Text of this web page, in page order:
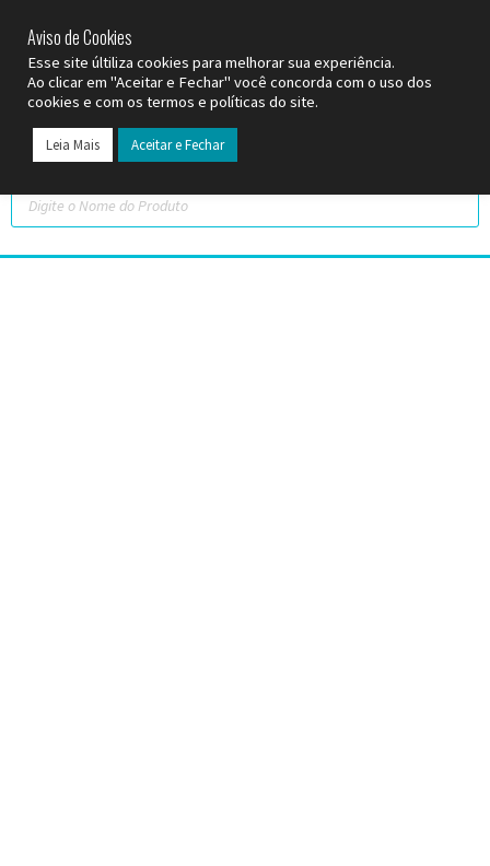
Aviso de Cookies
Esse site últiliza cookies para melhorar sua experiência.
Ao clicar em "Aceitar e Fechar" você concorda com o uso dos
cookies e com os termos e políticas do site.
Leia Mais Aceitar e Fechar